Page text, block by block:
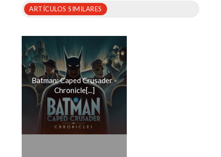
ARTÍCULOS SIMILARES
Batman: Caped Crusader -
Chronicle[...]